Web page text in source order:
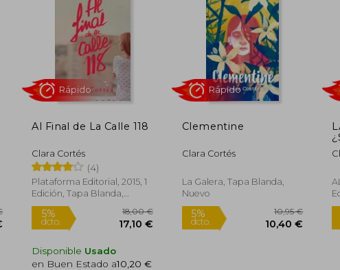
Al Final de La Calle 118
Clara Cortés
(4)
Plataforma Editorial, 2015, 1
Edición, Tapa Blanda,
Nuevo
Disponible Usado
en Buen Estado a10,20 €
Clementine
Clara Cortés
La Galera, Tapa Blanda,
Nuevo